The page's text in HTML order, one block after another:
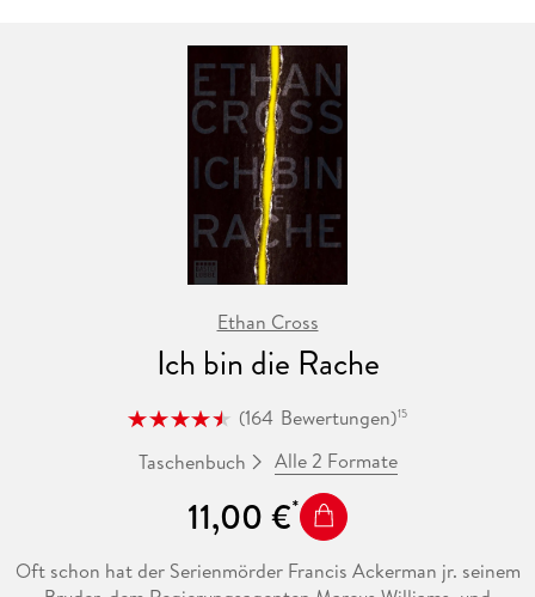
Ethan Cross
Ich bin die Rache
(164 Bewertungen)15
Taschenbuch Alle 2 Formate
11,00 €
Oft schon hat der Serienmörder Francis Ackerman jr. seinem